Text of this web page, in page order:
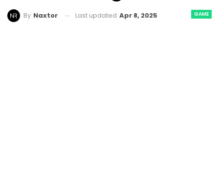
GAME
By Naxtor Last updated Apr 8, 2025